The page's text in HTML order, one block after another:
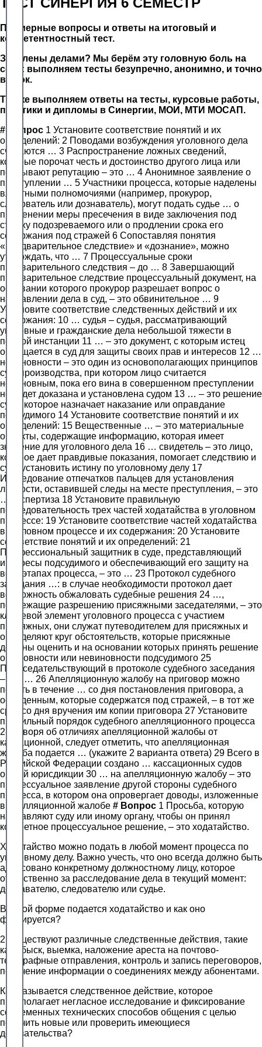
Примерные вопросы и ответы на итоговый и
компетентностный тест.
Завалены делами? Мы берём эту головную боль на
себя: выполняем тесты безупречно, анонимно, и точно
в срок.
Так же выполняем ответы на тесты, курсовые работы,
практики и дипломы в Синергии, МОИ, МТИ МОСАП.
#
Вопрос 1 Установите соответствие понятий и их
определений: 2 Поводами возбуждения уголовного дела
считаются … 3 Распространение ложных сведений,
которые порочат честь и достоинство другого лица или
подрывают репутацию – это … 4 Анонимное заявление о
преступлении … 5 Участники процесса, которые наделены
властными полномочиями (например, прокурор,
следователь или дознаватель), могут подать судье … о
применении меры пресечения в виде заключения под
стражу подозреваемого или о продлении срока его
содержания под стражей 6 Сопоставляя понятия
«предварительное следствие» и «дознание», можно
утверждать, что … 7 Процессуальные сроки
предварительного следствия – до … 8 Завершающий
предварительное следствие процессуальный документ, на
основании которого прокурор разрешает вопрос о
направлении дела в суд, – это обвинительное … 9
Установите соответствие следственных действий и их
содержания: 10 … судья – судья, рассматривающий
уголовные и гражданские дела небольшой тяжести в
первой инстанции 11 … – это документ, с которым истец
обращается в суд для защиты своих прав и интересов 12 …
невиновности – это один из основополагающих принципов
судопроизводства, при котором лицо считается
невиновным, пока его вина в совершенном преступлении
не будет доказана и установлена судом 13 … – это решение
суда, которое назначает наказание или оправдание
подсудимого 14 Установите соответствие понятий и их
определений: 15 Вещественные … – это материальные
объекты, содержащие информацию, которая имеет
значение для уголовного дела 16 … свидетель – это лицо,
которое дает правдивые показания, помогает следствию и
суду установить истину по уголовному делу 17
Исследование отпечатков пальцев для установления
личности, оставившей следы на месте преступления, – это
… экспертиза 18 Установите правильную
последовательность трех частей ходатайства в уголовном
процессе: 19 Установите соответствие частей ходатайства
в уголовном процессе и их содержания: 20 Установите
соответствие понятий и их определений: 21
Профессиональный защитник в суде, представляющий
интересы подсудимого и обеспечивающий его защиту на
всех этапах процесса, – это … 23 Протокол судебного
заседания …: в случае необходимости протокол дает
возможность обжаловать судебные решения 24 …,
подлежащие разрешению присяжными заседателями, – это
ключевой элемент уголовного процесса с участием
присяжных, они служат путеводителем для присяжных и
определяют круг обстоятельств, которые присяжные
должны оценить и на основании которых принять решение
о виновности или невиновности подсудимого 25
Председательствующий в протоколе судебного заседания
– это … 26 Апелляционную жалобу на приговор можно
подать в течение … со дня постановления приговора, а
осужденным, которые содержатся под стражей, – в тот же
срок со дня вручения им копии приговора 27 Установите
правильный порядок судебного апелляционного процесса
28 Говоря об отличиях апелляционной жалобы от
кассационной, следует отметить, что апелляционная
жалоба подается … (укажите 2 варианта ответа) 29 Всего в
Российской Федерации создано … кассационных судов
общей юрисдикции 30 … на апелляционную жалобу – это
процессуальное заявление другой стороны судебного
процесса, в котором она опровергает доводы, изложенные
в апелляционной жалобе # Вопрос 1 Просьба, которую
направляют суду или иному органу, чтобы он принял
конкретное процессуальное решение, – это ходатайство.
Ходатайство можно подать в любой момент процесса по
уголовному делу. Важно учесть, что оно всегда должно быть
адресовано конкретному должностному лицу, которое
ответственно за расследование дела в текущий момент:
дознавателю, следователю или судье.
В какой форме подается ходатайство и как оно
фиксируется?
2 Существуют различные следственные действия, такие
как обыск, выемка, наложение ареста на почтово-
телеграфные отправления, контроль и запись переговоров,
получение информации о соединениях между абонентами.
Как называется следственное действие, которое
предполагает негласное исследование и фиксирование
современных технических способов общения с целью
получить новые или проверить имеющиеся
доказательства?